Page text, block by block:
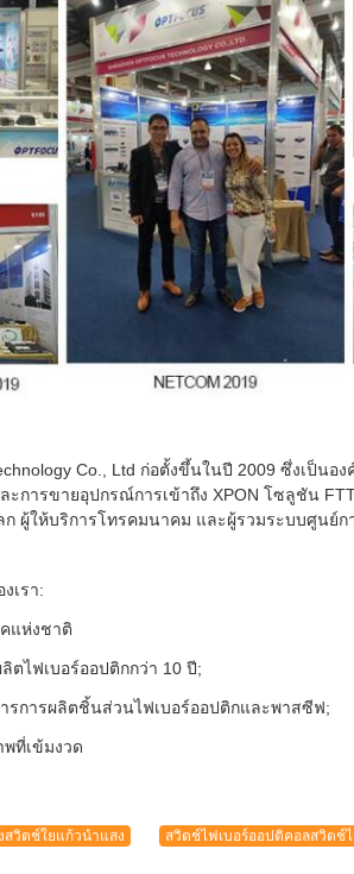
Co., Ltd ก่อตั้งขึ้นในปี 2009 ซึ่งเป็
ะการขายอุปกรณ์การเข้าถึง XPON โซลูชัน
ผู้ให้บริการโทรคมนาคม และผู้รวมระบบศูนย์
เรา:
คแห่งชาติ
ตไฟเบอร์ออปติกกว่า 10 ปี;
รการผลิตชิ้นส่วนไฟเบอร์ออปติกและพาสซีฟ;
ที่เข้มงวด
วิตช์ใยแก้วนำแสง สวิตช์ไฟเบอร์ออปติคอลสวิตช์